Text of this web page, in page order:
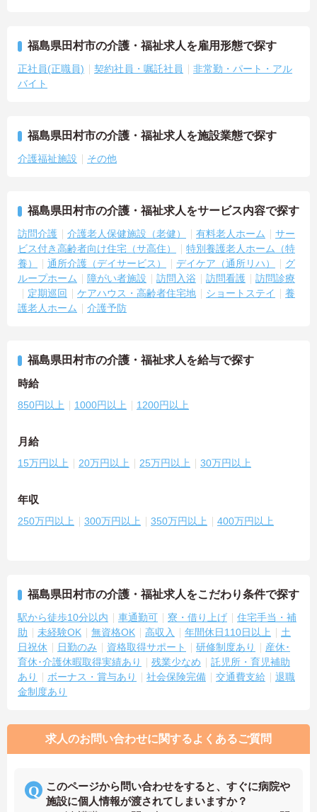
福島県田村市の介護・福祉求人を雇用形態で探す
正社員(正職員) 契約社員・嘱託社員
非常勤・パート・アル
バイト
福島県田村市の介護・福祉求人を施設業態で探す
介護福祉施設 その他
福島県田村市の介護・福祉求人をサービス内容で探す
訪問介護 介護老人保健施設（老健） 有料老人ホーム
サー
ビス付き高齢者向け住宅（サ高住）
特別養護老人ホーム（特
養）
通所介護（デイサービス） デイケア（通所リハ）
グ
ループホーム
障がい者施設 訪問入浴 訪問看護
訪問診療
定期巡回
ケアハウス・高齢者住宅地 ショートステイ
養
護老人ホーム
介護予防
福島県田村市の介護・福祉求人を給与で探す
時給
850円以上 1000円以上 1200円以上
月給
15万円以上 20万円以上 25万円以上 30万円以上
年収
250万円以上 300万円以上 350万円以上 400万円以上
福島県田村市の介護・福祉求人をこだわり条件で探す
駅から徒歩10分以内 車通勤可 寮・借り上げ
住宅手当・補
助
未経験OK 無資格OK 高収入 年間休日110日以上
土
日祝休
日勤のみ 資格取得サポート 研修制度あり
産休･
育休･介護休暇取得実績あり
残業少なめ
託児所・育児補助
あり
ボーナス・賞与あり 社会保険完備 交通費支給
退職
金制度あり
求人のお問い合わせに関するよくあるご質問
このページから問い合わせをすると、すぐに病院や
施設に個人情報が渡されてしまいますか？